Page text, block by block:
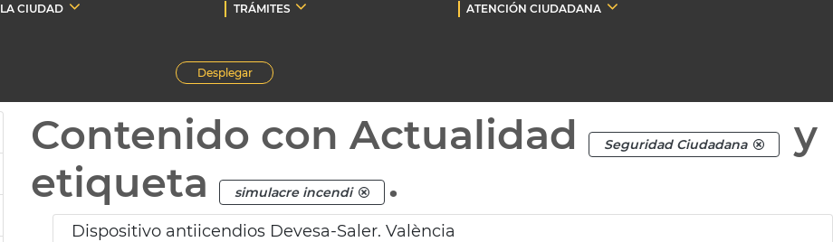
LA CIUDAD TRÁMITES
ATENCIÓN CIUDADANA
Desplegar
Contenido con Actualidad Seguridad Ciudadana
y
etiqueta
simulacre incendi .
Dispositivo antiicendios Devesa-Saler. València